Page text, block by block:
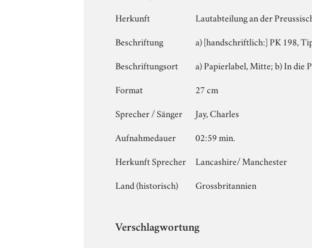
Herkunft
Lautabteilung an der
Beschriftung
a) [handschriftlich:] PK 198,
Beschriftungsort
a) Papierlabel, Mitte; b) In die
Format
27 cm
Sprecher / Sänger
Jay, Charles
Aufnahmedauer
02:59 min.
Herkunft Sprecher
Lancashire/ Manchester
Land (historisch)
Grossbritannien
Verschlagwortung